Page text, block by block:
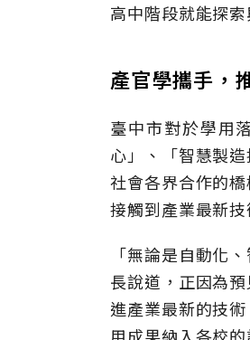
高中階段就能探
產官學攜手，
臺中市對於學用
心」、「智慧製
社會各界合作的
接觸到產業最新
「無論是自動化
長說道，正因為
進產業最新的技